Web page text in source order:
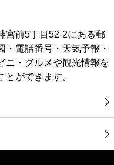
宮前5丁目52-2にある郵
電話番号・天気予報・
ニ・グルメや観光情報を
ができます。